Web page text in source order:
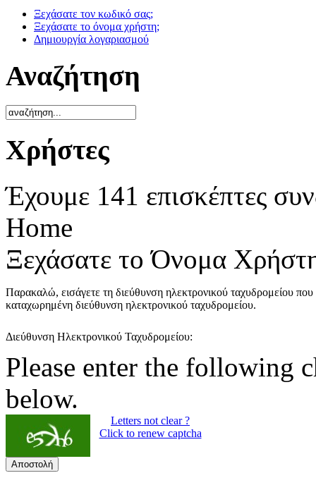
Ξεχάσατε τον κωδικό σας;
Ξεχάσατε το όνομα χρήστη;
Δημιουργία λογαριασμού
Αναζήτηση
Χρήστες
Έχουμε 141 επισκέπτες
Home
Ξεχάσατε το Όνομα
Παρακαλώ, εισάγετε τη διεύθυνση ηλεκτρονικού ταχυδρομείου
καταχωρημένη διεύθυνση ηλεκτρονικού ταχυδρομείου.
Διεύθυνση Ηλεκτρονικού Ταχυδρομείου:
Please enter the following
below.
Letters not clear ?
Click to renew captcha
Αποστολή